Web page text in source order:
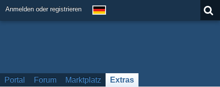
Anmelden oder registrieren
Portal Forum Marktplatz Extras